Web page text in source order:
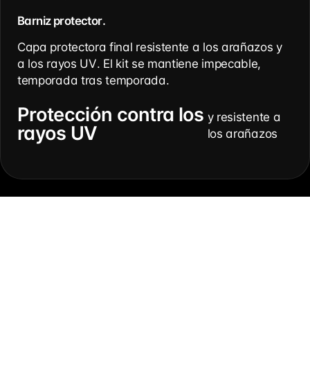
Barniz protector.
Capa protectora final resistente a los arañazos y
a los rayos UV. El kit se mantiene impecable,
temporada tras temporada.
Protección contra los
rayos UV
y resistente a
los arañazos